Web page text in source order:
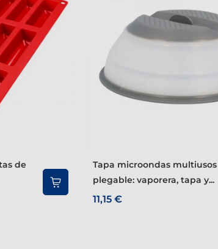
Tapa microondas multiusos
plegable: vaporera, tapa y...
11,15 €